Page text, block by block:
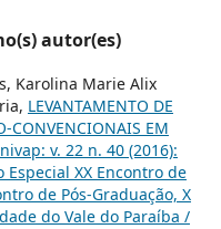
autor(es)
Karolina Marie Alix
LEVANTAMENTO DE
CONVENCIONAIS EM
v. 22 n. 40 (2016):
XX Encontro de
de Pós-Graduação, X
do Vale do Paraíba /